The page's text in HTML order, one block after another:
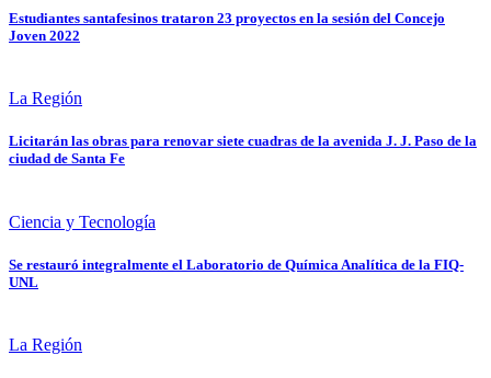
Estudiantes santafesinos trataron 23 proyectos en la sesión del Concejo
Joven 2022
La Región
Licitarán las obras para renovar siete cuadras de la avenida J. J. Paso de la
ciudad de Santa Fe
Ciencia y Tecnología
Se restauró integralmente el Laboratorio de Química Analítica de la FIQ-
UNL
La Región